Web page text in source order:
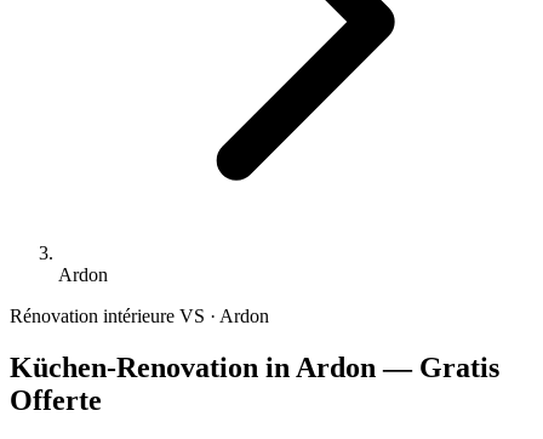
Ardon
Rénovation intérieure VS · Ardon
Küchen-Renovation in Ardon — Gratis
Offerte